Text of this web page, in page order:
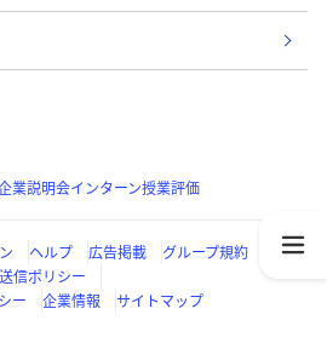
業説明会インターン授業評価
ヘルプ 広告掲載
グループ規約
信ポリシー
ー
企業情報 サイトマップ